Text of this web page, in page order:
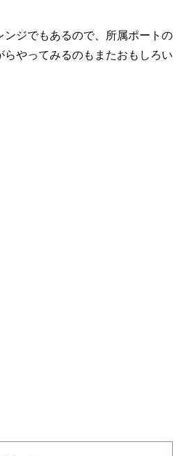
ンジでもあるので、所属ポートの
らやってみるのもまたおもしろい